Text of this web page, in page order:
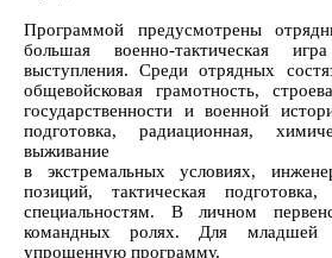
Программой предусмотрены
большая военно-тактическая
выступления. Среди отрядных
общевойсковая грамотность,
государственности и военной
подготовка, радиационная,
выживание
в экстремальных условиях,
позиций, тактическая
специальностям. В личном
командных ролях. Для младшей
упрощенную программу.